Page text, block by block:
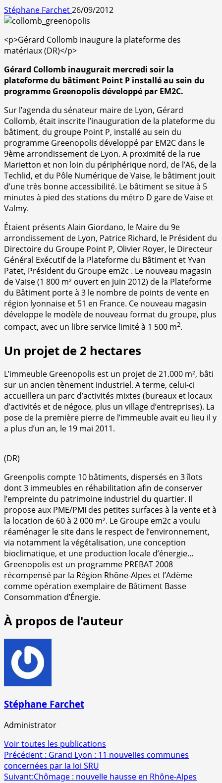
Stéphane Farchet26/09/2012
<p>Gérard Collomb inaugure la plateforme des
matériaux (DR)</p>
Gérard Collomb inaugurait mercredi soir la
plateforme du bâtiment Point P installé au sein du
programme Greenopolis développé par EM2C.
Sur l’agenda du sénateur maire de Lyon, Gérard
Collomb, était inscrite l’inauguration de la plateforme du
bâtiment, du groupe Point P, installé au sein du
programme Greenopolis développé par EM2C dans le
9ème arrondissement de Lyon. A proximité de la rue
Marietton et non loin du périphérique nord, de l’A6, de la
Techlid, et du Pôle Numérique de Vaise, le bâtiment jouit
d’une très bonne accessibilité. Le bâtiment se situe à 5
minutes à pied des stations du métro D gare de Vaise et
Valmy.
Étaient présents Alain Giordano, le Maire du 9e
arrondissement de Lyon, Patrice Richard, le Président du
Directoire du Groupe Point P, Olivier Royer, le Directeur
Général Exécutif de la Plateforme du Bâtiment et Yvan
Patet, Président du Groupe em2c . Le nouveau magasin
de Vaise (1 800 m² ouvert en juin 2012) de la Plateforme
du Bâtiment porte à 3 le nombre de points de vente en
région lyonnaise et 51 en France. Ce nouveau magasin
développe le modèle de nouveau format du groupe, plus
compact, avec un libre service limité à 1 500 m2.
Un projet de 2 hectares
L’immeuble Greenopolis est un projet de 21.000 m², bâti
sur un ancien tènement industriel. A terme, celui-ci
accueillera un parc d’activités mixtes (bureaux et locaux
d’activités et de négoce, plus un village d’entreprises). La
pose de la première pierre de l’immeuble avait eu lieu il y
a plus d’un an, le 19 mai 2011.
(DR)
Greenpolis compte 10 bâtiments, dispersés en 3 îlots
dont 3 immeubles en réhabilitation afin de conserver
l’empreinte du patrimoine industriel du quartier. Il
propose aux PME/PMI des petites surfaces à la vente et à
la location de 60 à 2 000 m². Le Groupe em2c a voulu
réaménager le site dans le respect de l’environnement,
via notamment la végétalisation, une conception
bioclimatique, et une production locale d’énergie…
Greenopolis est un programme PREBAT 2008
récompensé par la Région Rhône-Alpes et l’Adème
comme opération exemplaire de Bâtiment Basse
Consommation d’Énergie.
À propos de l'auteur
Stéphane Farchet
Administrator
Voir toutes les publications
Navigation
d’article
Précédent : Grand Lyon : 11 nouvelles communes
concernées par la loi SRU
Suivant:Chômage : nouvelle hausse en Rhône-Alpes